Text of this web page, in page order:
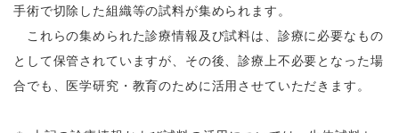
手術で切除した組織等の試料が集められます。
これらの集められた診療情報及び試料は、診療に必要なもの
として保管されていますが、その後、診療上不必要となった場
合でも、医学研究・教育のために活用させていただきます。